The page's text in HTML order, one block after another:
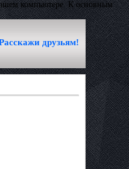
компьютере. К основным
друзьям!